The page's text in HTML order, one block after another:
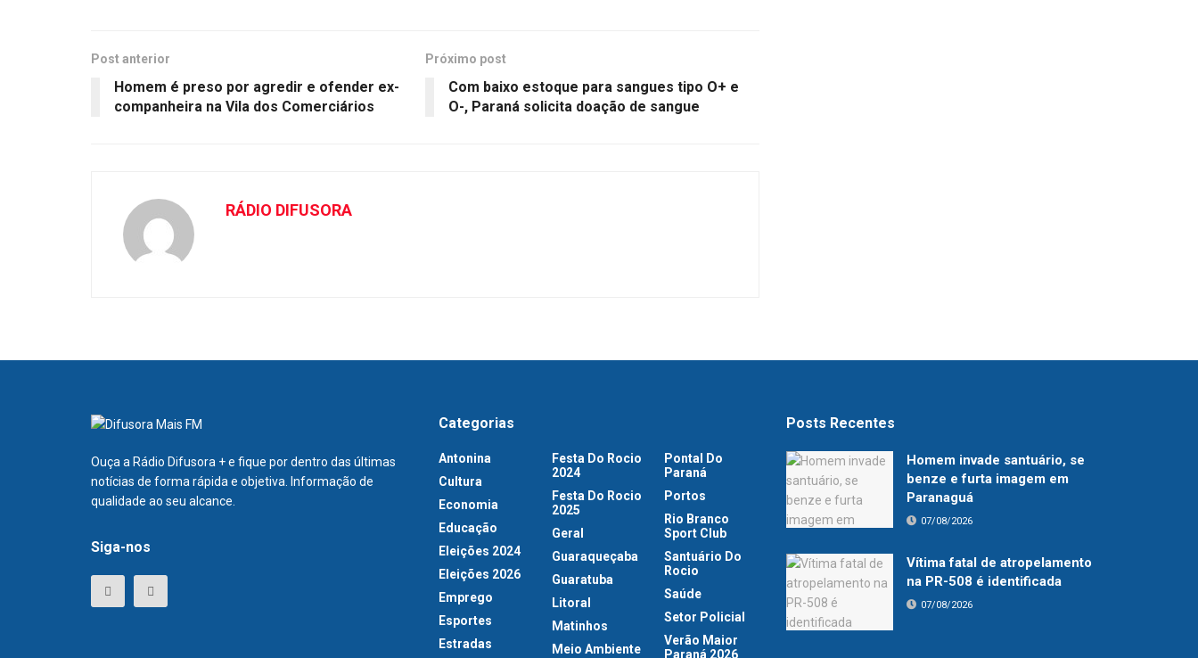
Post anterior
Homem é preso por agredir e ofender ex-
companheira na Vila dos Comerciários
Próximo post
Com baixo estoque para sangues tipo O+ e
O-, Paraná solicita doação de sangue
RÁDIO DIFUSORA
Ouça a Rádio Difusora + e fique por dentro das últimas
notícias de forma rápida e objetiva. Informação de
qualidade ao seu alcance.
Siga-nos
Categorias
Antonina
Cultura
Economia
Educação
Eleições 2024
Eleições 2026
Emprego
Esportes
Estradas
Festa Do Rocio
2024
Festa Do Rocio
2025
Geral
Guaraqueçaba
Guaratuba
Litoral
Matinhos
Meio Ambiente
Pontal Do
Paraná
Portos
Rio Branco
Sport Club
Santuário Do
Rocio
Saúde
Setor Policial
Verão Maior
Paraná 2026
Posts Recentes
Homem invade santuário, se
benze e furta imagem em
Paranaguá
07/08/2026
Vítima fatal de atropelamento
na PR-508 é identificada
07/08/2026